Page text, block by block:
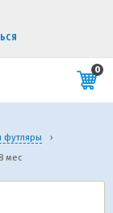
0
футляры
›
мес